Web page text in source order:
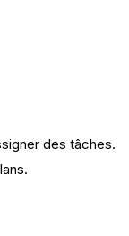
des tâches.